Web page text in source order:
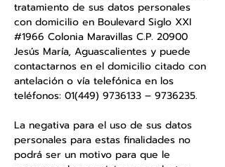
tratamiento de sus datos personales
con domicilio en Boulevard Siglo XXI
#1966 Colonia Maravillas C.P. 20900
Jesús María, Aguascalientes y puede
contactarnos en el domicilio citado con
antelación o vía telefónica en los
teléfonos: 01(449) 9736133 – 9736235.
La negativa para el uso de sus datos
personales para estas finalidades no
podrá ser un motivo para que le